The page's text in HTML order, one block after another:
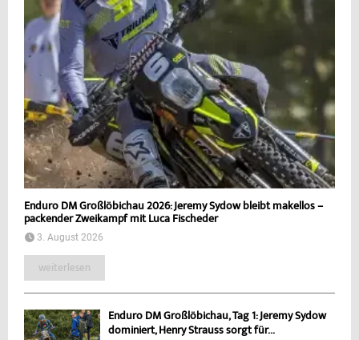
Enduro DM Großlöbichau 2026: Jeremy Sydow bleibt makellos –
packender Zweikampf mit Luca Fischeder
3. August 2026
weiterlesen
Enduro DM Großlöbichau, Tag 1: Jeremy Sydow
dominiert, Henry Strauss sorgt für...